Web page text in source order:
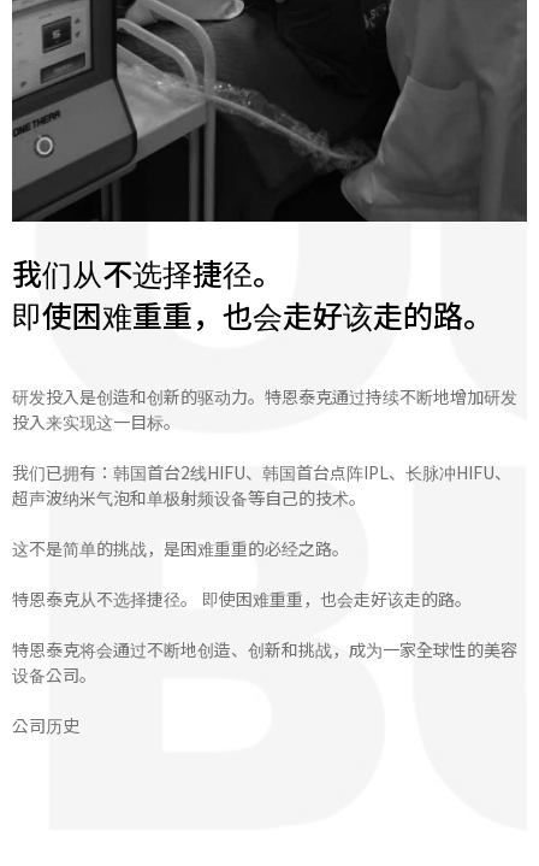
我们从不选择捷径。
即使困难重重，也会走好该走的路。
研发投入是创造和创新的驱动力。特恩泰克通过持续不断地增加研发
投入来实现这一目标。
我们已拥有：韩国首台2线HIFU、韩国首台点阵IPL、长脉冲HIFU、
超声波纳米气泡和单极射频设备等自己的技术。
这不是简单的挑战，是困难重重的必经之路。
特恩泰克从不选择捷径。 即使困难重重，也会走好该走的路。
特恩泰克将会通过不断地创造、创新和挑战，成为一家全球性的美容
设备公司。
公司历史